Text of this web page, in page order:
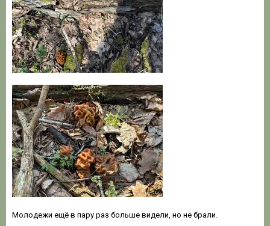
Молодежи ещё в пару раз больше видели, но не брали.